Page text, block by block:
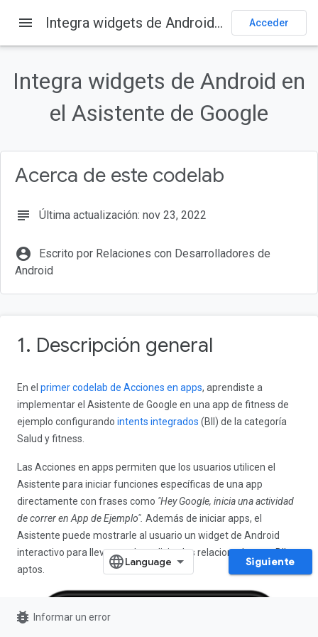
Qué harás
Requisitos previos
Comprende el funcionamiento
menu Integra widgets de Android en el Asistente de Google Acceder
Integra widgets de Android en
el Asistente de Google
Acerca de este codelab
subject Última actualización: nov 23, 2022
account_circle
Escrito por Relaciones con Desarrolladores de
Android
1. Descripción general
En el primer codelab de Acciones en apps, aprendiste a
implementar el Asistente de Google en una app de fitness de
ejemplo configurando intents integrados (BII) de la categoría
Salud y fitness.
Las Acciones en apps permiten que los usuarios utilicen el
Asistente para iniciar funciones específicas de una app
directamente con frases como "Hey Google, inicia una actividad
de correr en App de Ejemplo". Además de iniciar apps, el
Asistente puede mostrarle al usuario un widget de Android
interactivo para llevar a cabo solicitudes relacionadas con BII
aptos.
Siguiente
bug_report Informar un error